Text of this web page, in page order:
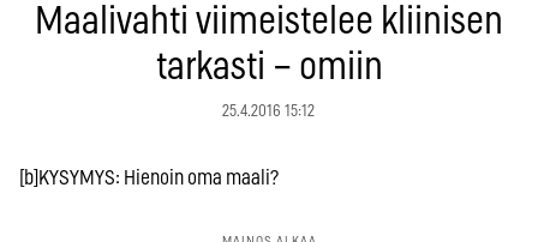
Maalivahti viimeistelee kliinisen
tarkasti – omiin
25.4.2016 15:12
[b]KYSYMYS: Hienoin oma maali?